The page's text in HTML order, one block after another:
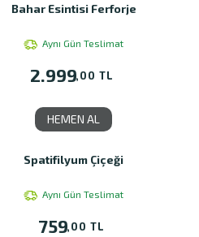
Bahar Esintisi Ferforje
Aynı Gün Teslimat
2.999,00 TL
HEMEN AL
Spatifilyum Çiçeği
Aynı Gün Teslimat
759,00 TL